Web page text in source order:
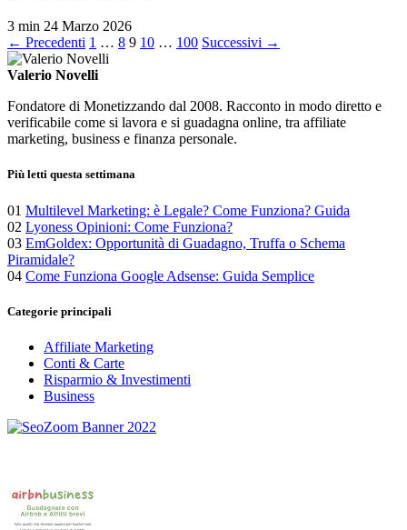
3 min 24 Marzo 2026
Paginazione
degli
articoli
← Precedenti 1 … 8 9 10 … 100 Successivi →
Valerio Novelli
Fondatore di Monetizzando dal 2008. Racconto in modo diretto e
verificabile come si lavora e si guadagna online, tra affiliate
marketing, business e finanza personale.
Più letti questa settimana
01 Multilevel Marketing: è Legale? Come Funziona? Guida
02 Lyoness Opinioni: Come Funziona?
03 EmGoldex: Opportunità di Guadagno, Truffa o Schema
Piramidale?
04 Come Funziona Google Adsense: Guida Semplice
Categorie principali
Affiliate Marketing
Conti & Carte
Risparmio & Investimenti
Business